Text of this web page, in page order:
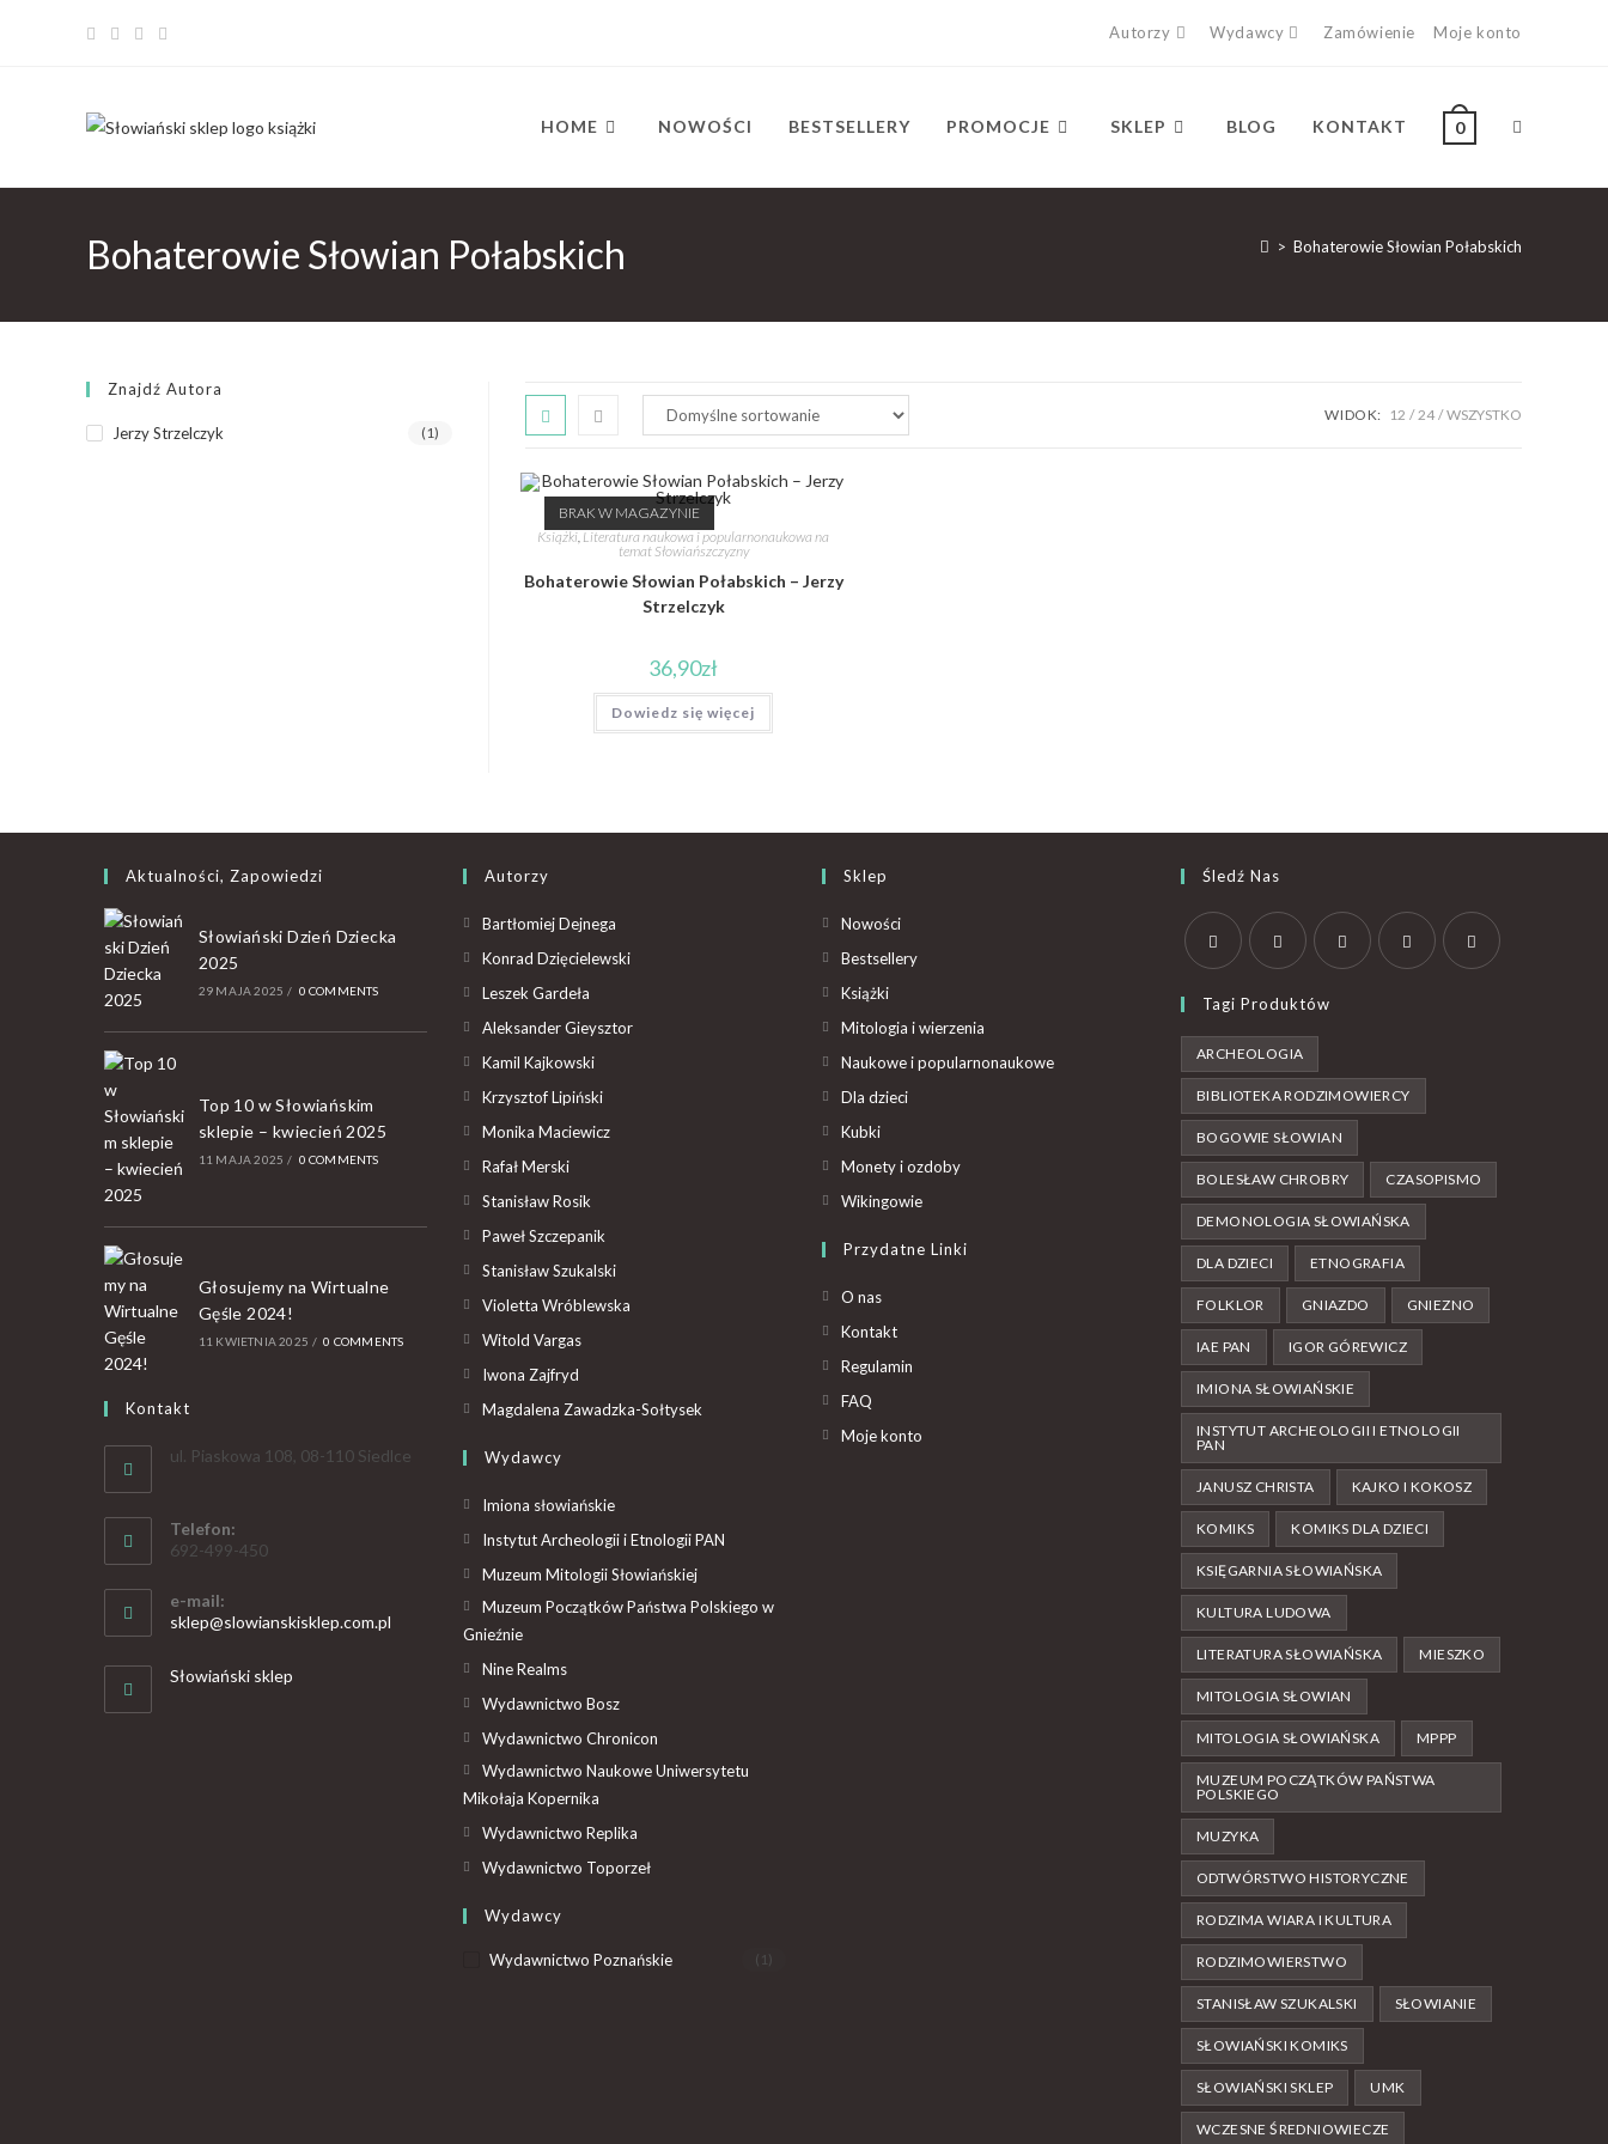
Autorzy Wydawcy Zamówienie Moje konto
HOME NOWOŚCI BESTSELLERY PROMOCJE SKLEP BLOG KONTAKT 0
Bohaterowie Słowian Połabskich > Bohaterowie Słowian Połabskich
WIDOK: 12 24 WSZYSTKO
BRAK W MAGAZYNIE
Książki, Literatura naukowa i popularnonaukowa na
temat Słowiańszczyzny
Bohaterowie Słowian Połabskich – Jerzy
Strzelczyk
36,90zł
Dowiedz się więcej
Znajdź Autora
Jerzy Strzelczyk (1)
Aktualności, Zapowiedzi
Słowiański Dzień Dziecka
2025
29 MAJA 2025 / 0 COMMENTS
Top 10 w Słowiańskim
sklepie – kwiecień 2025
11 MAJA 2025 / 0 COMMENTS
Głosujemy na Wirtualne
Gęśle 2024!
11 KWIETNIA 2025 / 0 COMMENTS
Kontakt
ul. Piaskowa 108, 08-110 Siedlce
Telefon:
692-499-450
e-mail:
sklep@slowianskisklep.com.pl
Słowiański sklep
Autorzy
Bartłomiej Dejnega
Konrad Dzięcielewski
Leszek Gardeła
Aleksander Gieysztor
Kamil Kajkowski
Krzysztof Lipiński
Monika Maciewicz
Rafał Merski
Stanisław Rosik
Paweł Szczepanik
Stanisław Szukalski
Violetta Wróblewska
Witold Vargas
Iwona Zajfryd
Magdalena Zawadzka-Sołtysek
Wydawcy
Imiona słowiańskie
Instytut Archeologii i Etnologii PAN
Muzeum Mitologii Słowiańskiej
Muzeum Początków Państwa Polskiego w
Gnieźnie
Nine Realms
Wydawnictwo Bosz
Wydawnictwo Chronicon
Wydawnictwo Naukowe Uniwersytetu
Mikołaja Kopernika
Wydawnictwo Replika
Wydawnictwo Toporzeł
Wydawcy
Wydawnictwo Poznańskie (1)
Sklep
Nowości
Bestsellery
Książki
Mitologia i wierzenia
Naukowe i popularnonaukowe
Dla dzieci
Kubki
Monety i ozdoby
Wikingowie
Przydatne Linki
O nas
Kontakt
Regulamin
FAQ
Moje konto
Śledź Nas
Tagi Produktów
ARCHEOLOGIA
BIBLIOTEKA RODZIMOWIERCY
BOGOWIE SŁOWIAN
BOLESŁAW CHROBRY CZASOPISMO
DEMONOLOGIA SŁOWIAŃSKA
DLA DZIECI ETNOGRAFIA
FOLKLOR GNIAZDO GNIEZNO
IAE PAN IGOR GÓREWICZ
IMIONA SŁOWIAŃSKIE
INSTYTUT ARCHEOLOGII I ETNOLOGII
PAN
JANUSZ CHRISTA KAJKO I KOKOSZ
KOMIKS KOMIKS DLA DZIECI
KSIĘGARNIA SŁOWIAŃSKA
KULTURA LUDOWA
LITERATURA SŁOWIAŃSKA MIESZKO
MITOLOGIA SŁOWIAN
MITOLOGIA SŁOWIAŃSKA MPPP
MUZEUM POCZĄTKÓW PAŃSTWA
POLSKIEGO
MUZYKA
ODTWÓRSTWO HISTORYCZNE
RODZIMA WIARA I KULTURA
RODZIMOWIERSTWO
STANISŁAW SZUKALSKI SŁOWIANIE
SŁOWIAŃSKI KOMIKS
SŁOWIAŃSKI SKLEP UMK
WCZESNE ŚREDNIOWIECZE